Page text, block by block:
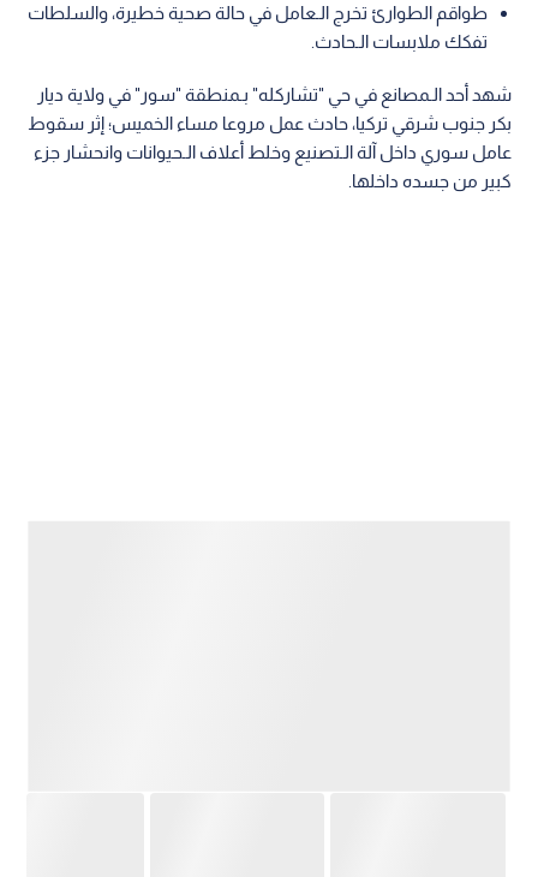
طواقم الطوارئ تخرج الـعامل في حالة صحية خطيرة، والسلطات
تفكك ملابسات الـحادث.
شهد أحد الـمصانع في حي "تشاركله" بـمنطقة "سور" في ولاية ديار
بكر جنوب شرقي تركيا، حادث عمل مروعا مساء الخميس؛ إثر سقوط
عامل سوري داخل آلة الـتصنيع وخلط أعلاف الـحيوانات وانحشار جزء
كبير من جسده داخلها.